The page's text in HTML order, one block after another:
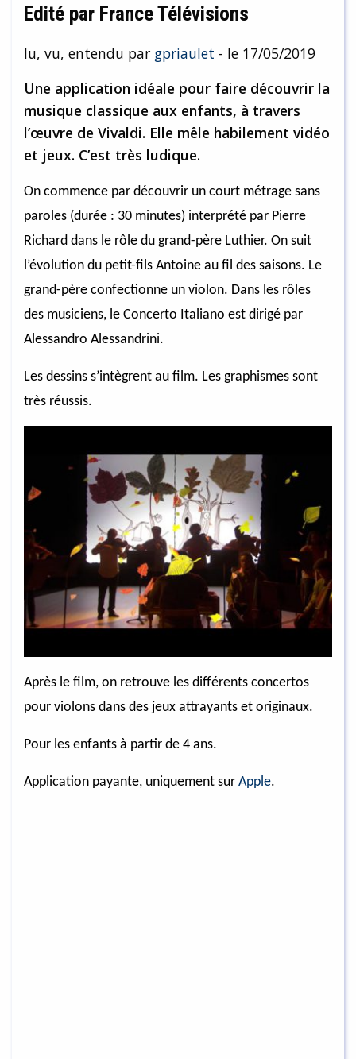
Edité par France Télévisions
lu, vu, entendu par gpriaulet - le 17/05/2019
Une application idéale pour faire découvrir la
musique classique aux enfants, à travers
l’œuvre de Vivaldi. Elle mêle habilement vidéo
et jeux. C’est très ludique.
On commence par découvrir un court métrage sans
paroles (durée : 30 minutes) interprété par Pierre
Richard dans le rôle du grand-père Luthier. On suit
l’évolution du petit-fils Antoine au fil des saisons. Le
grand-père confectionne un violon. Dans les rôles
des musiciens, le Concerto Italiano est dirigé par
Alessandro Alessandrini.
Les dessins s’intègrent au film. Les graphismes sont
très réussis.
Après le film, on retrouve les différents concertos
pour violons dans des jeux attrayants et originaux.
Pour les enfants à partir de 4 ans.
Application payante, uniquement sur Apple.